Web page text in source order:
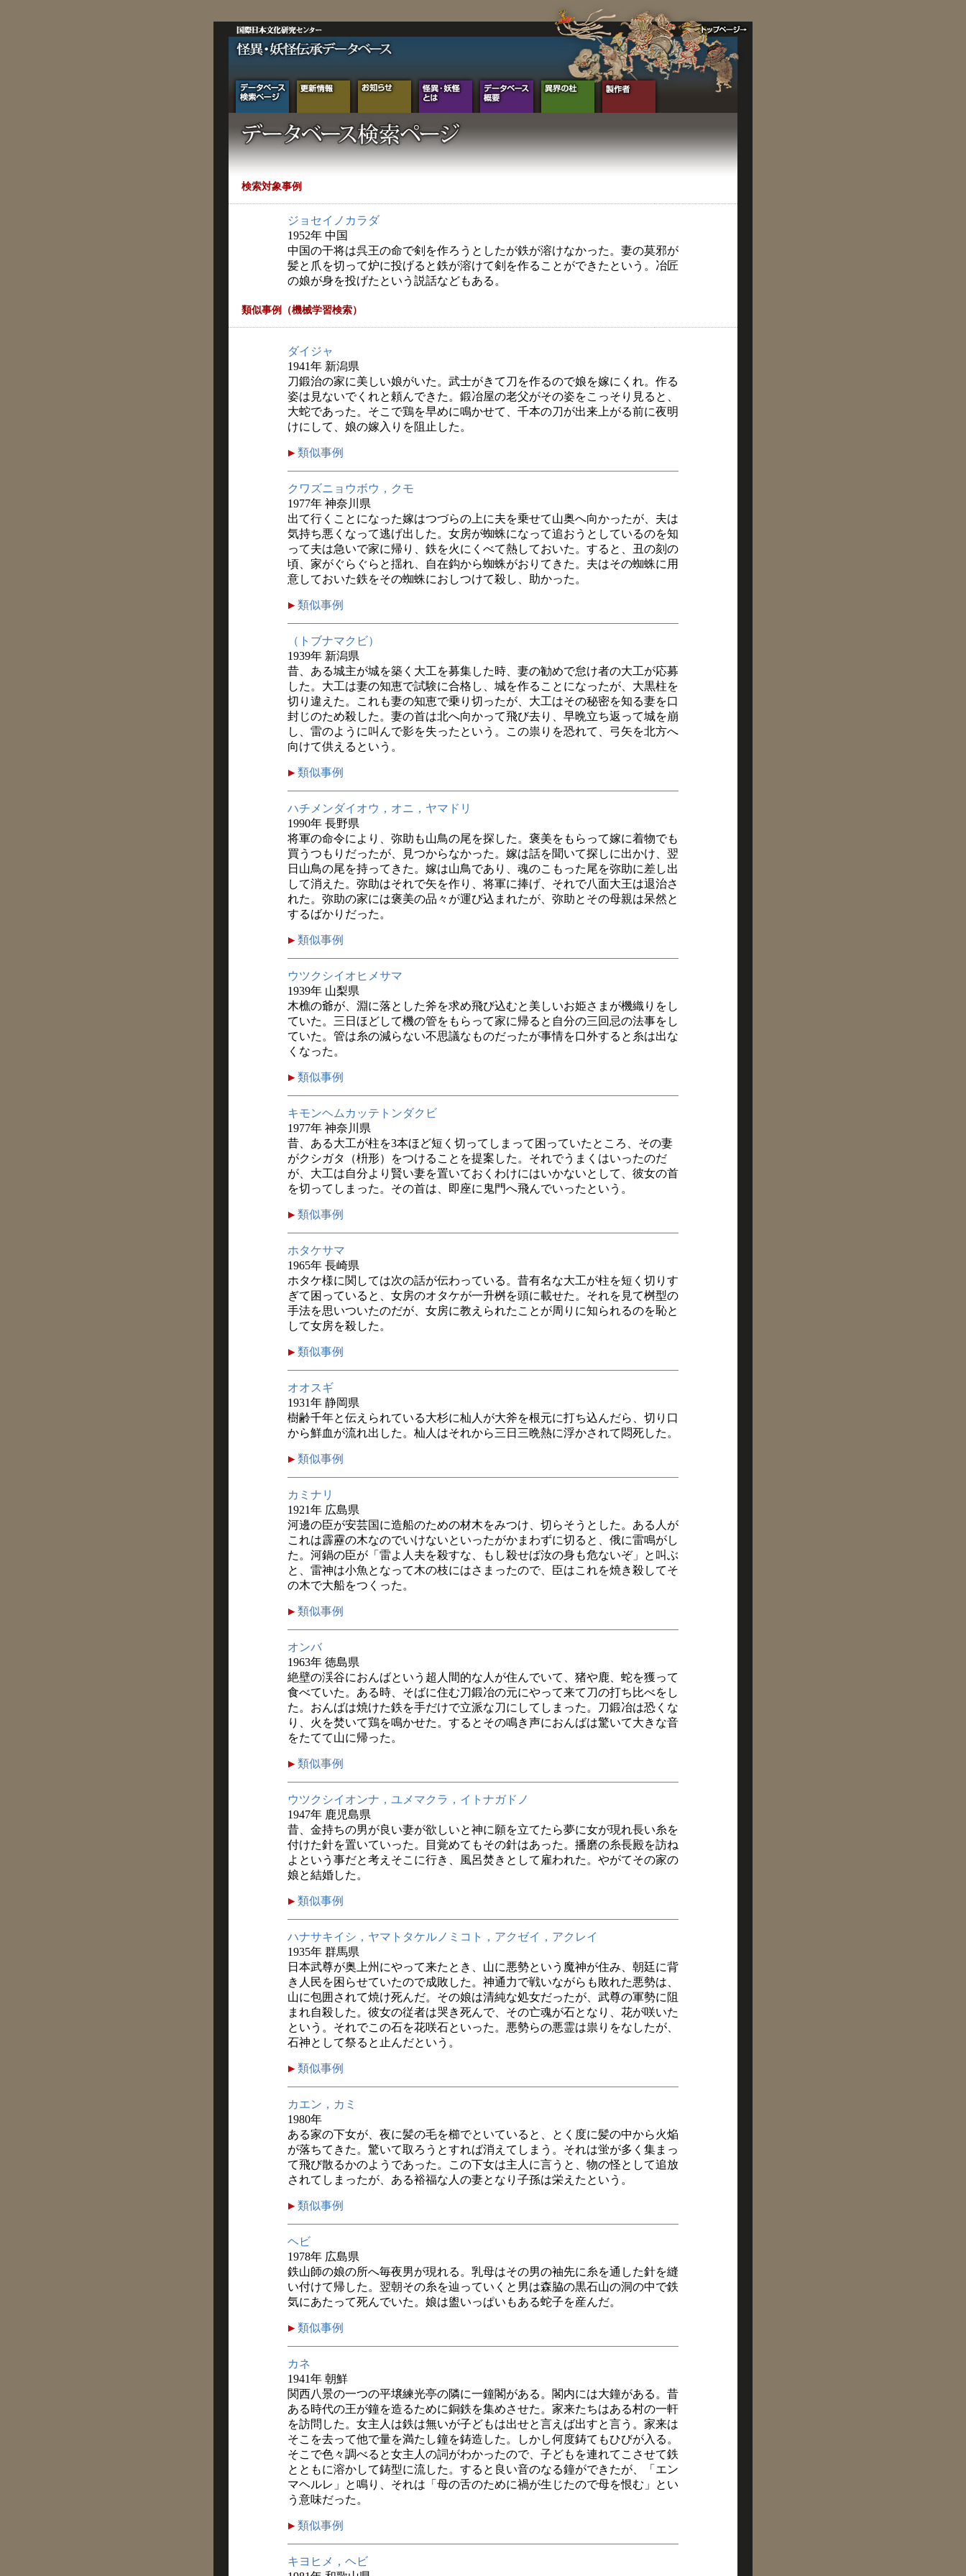
検索対象事例
ジョセイノカラダ
1952年 中国
中国の干将は呉王の命で剣を作ろうとしたが鉄が溶けなかった。妻の莫邪が
髪と爪を切って炉に投げると鉄が溶けて剣を作ることができたという。冶匠
の娘が身を投げたという説話などもある。
類似事例（機械学習検索）
ダイジャ
1941年 新潟県
刀鍛治の家に美しい娘がいた。武士がきて刀を作るので娘を嫁にくれ。作る
姿は見ないでくれと頼んできた。鍛冶屋の老父がその姿をこっそり見ると、
大蛇であった。そこで鶏を早めに鳴かせて、千本の刀が出来上がる前に夜明
けにして、娘の嫁入りを阻止した。
類似事例
クワズニョウボウ，クモ
1977年 神奈川県
出て行くことになった嫁はつづらの上に夫を乗せて山奥へ向かったが、夫は
気持ち悪くなって逃げ出した。女房が蜘蛛になって追おうとしているのを知
って夫は急いで家に帰り、鉄を火にくべて熱しておいた。すると、丑の刻の
頃、家がぐらぐらと揺れ、自在鈎から蜘蛛がおりてきた。夫はその蜘蛛に用
意しておいた鉄をその蜘蛛におしつけて殺し、助かった。
類似事例
（トブナマクビ）
1939年 新潟県
昔、ある城主が城を築く大工を募集した時、妻の勧めで怠け者の大工が応募
した。大工は妻の知恵で試験に合格し、城を作ることになったが、大黒柱を
切り違えた。これも妻の知恵で乗り切ったが、大工はその秘密を知る妻を口
封じのため殺した。妻の首は北へ向かって飛び去り、早晩立ち返って城を崩
し、雷のように叫んで影を失ったという。この祟りを恐れて、弓矢を北方へ
向けて供えるという。
類似事例
ハチメンダイオウ，オニ，ヤマドリ
1990年 長野県
将軍の命令により、弥助も山鳥の尾を探した。褒美をもらって嫁に着物でも
買うつもりだったが、見つからなかった。嫁は話を聞いて探しに出かけ、翌
日山鳥の尾を持ってきた。嫁は山鳥であり、魂のこもった尾を弥助に差し出
して消えた。弥助はそれで矢を作り、将軍に捧げ、それで八面大王は退治さ
れた。弥助の家には褒美の品々が運び込まれたが、弥助とその母親は呆然と
するばかりだった。
類似事例
ウツクシイオヒメサマ
1939年 山梨県
木樵の爺が、淵に落とした斧を求め飛び込むと美しいお姫さまが機織りをし
ていた。三日ほどして機の管をもらって家に帰ると自分の三回忌の法事をし
ていた。管は糸の減らない不思議なものだったが事情を口外すると糸は出な
くなった。
類似事例
キモンヘムカッテトンダクビ
1977年 神奈川県
昔、ある大工が柱を3本ほど短く切ってしまって困っていたところ、その妻
がクシガタ（枡形）をつけることを提案した。それでうまくはいったのだ
が、大工は自分より賢い妻を置いておくわけにはいかないとして、彼女の首
を切ってしまった。その首は、即座に鬼門へ飛んでいったという。
類似事例
ホタケサマ
1965年 長崎県
ホタケ様に関しては次の話が伝わっている。昔有名な大工が柱を短く切りす
ぎて困っていると、女房のオタケが一升桝を頭に載せた。それを見て桝型の
手法を思いついたのだが、女房に教えられたことが周りに知られるのを恥と
して女房を殺した。
類似事例
オオスギ
1931年 静岡県
樹齢千年と伝えられている大杉に杣人が大斧を根元に打ち込んだら、切り口
から鮮血が流れ出した。杣人はそれから三日三晩熱に浮かされて悶死した。
類似事例
カミナリ
1921年 広島県
河邊の臣が安芸国に造船のための材木をみつけ、切らそうとした。ある人が
これは霹靂の木なのでいけないといったがかまわずに切ると、俄に雷鳴がし
た。河鍋の臣が「雷よ人夫を殺すな、もし殺せば汝の身も危ないぞ」と叫ぶ
と、雷神は小魚となって木の枝にはさまったので、臣はこれを焼き殺してそ
の木で大船をつくった。
類似事例
オンバ
1963年 徳島県
絶壁の渓谷におんばという超人間的な人が住んでいて、猪や鹿、蛇を獲って
食べていた。ある時、そばに住む刀鍛冶の元にやって来て刀の打ち比べをし
た。おんばは焼けた鉄を手だけで立派な刀にしてしまった。刀鍛冶は恐くな
り、火を焚いて鶏を鳴かせた。するとその鳴き声におんばは驚いて大きな音
をたてて山に帰った。
類似事例
ウツクシイオンナ，ユメマクラ，イトナガドノ
1947年 鹿児島県
昔、金持ちの男が良い妻が欲しいと神に願を立てたら夢に女が現れ長い糸を
付けた針を置いていった。目覚めてもその針はあった。播磨の糸長殿を訪ね
よという事だと考えそこに行き、風呂焚きとして雇われた。やがてその家の
娘と結婚した。
類似事例
ハナサキイシ，ヤマトタケルノミコト，アクゼイ，アクレイ
1935年 群馬県
日本武尊が奥上州にやって来たとき、山に悪勢という魔神が住み、朝廷に背
き人民を困らせていたので成敗した。神通力で戦いながらも敗れた悪勢は、
山に包囲されて焼け死んだ。その娘は清純な処女だったが、武尊の軍勢に阻
まれ自殺した。彼女の従者は哭き死んで、その亡魂が石となり、花が咲いた
という。それでこの石を花咲石といった。悪勢らの悪霊は祟りをなしたが、
石神として祭ると止んだという。
類似事例
カエン，カミ
1980年
ある家の下女が、夜に髪の毛を櫛でといていると、とく度に髪の中から火焔
が落ちてきた。驚いて取ろうとすれば消えてしまう。それは蛍が多く集まっ
て飛び散るかのようであった。この下女は主人に言うと、物の怪として追放
されてしまったが、ある裕福な人の妻となり子孫は栄えたという。
類似事例
ヘビ
1978年 広島県
鉄山師の娘の所へ毎夜男が現れる。乳母はその男の袖先に糸を通した針を縫
い付けて帰した。翌朝その糸を辿っていくと男は森脇の黒石山の洞の中で鉄
気にあたって死んでいた。娘は盥いっぱいもある蛇子を産んだ。
類似事例
カネ
1941年 朝鮮
関西八景の一つの平壌練光亭の隣に一鐘閣がある。閣内には大鐘がある。昔
ある時代の王が鐘を造るために銅鉄を集めさせた。家来たちはある村の一軒
を訪問した。女主人は鉄は無いが子どもは出せと言えば出すと言う。家来は
そこを去って他で量を満たし鐘を鋳造した。しかし何度鋳てもひびが入る。
そこで色々調べると女主人の詞がわかったので、子どもを連れてこさせて鉄
とともに溶かして鋳型に流した。すると良い音のなる鐘ができたが、「エン
マヘルレ」と鳴り、それは「母の舌のために禍が生じたので母を恨む」とい
う意味だった。
類似事例
キヨヒメ，ヘビ